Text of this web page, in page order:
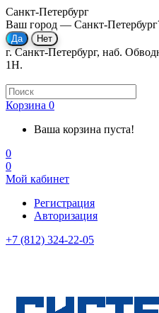
Санкт-Петербург
Ваш город — Санкт-Петербург
г. Санкт-Петербург, наб.
1Н.
Корзина 0
Ваша корзина пуста!
0
0
Мой кабинет
Регистрация
Авторизация
+7 (812) 324-22-05